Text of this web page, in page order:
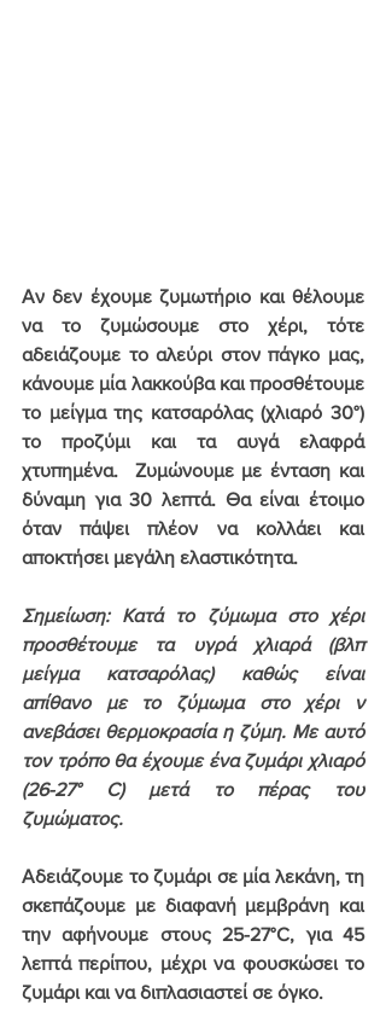
Αν δεν έχουμε ζυμωτήριο και θέλουμε
να το ζυμώσουμε στο χέρι, τότε
αδειάζουμε το αλεύρι στον πάγκο μας,
κάνουμε μία λακκούβα και προσθέτουμε
το μείγμα της κατσαρόλας (χλιαρό 30°)
το προζύμι και τα αυγά ελαφρά
χτυπημένα.  Ζυμώνουμε με ένταση και
δύναμη για 30 λεπτά. Θα είναι έτοιμο
όταν πάψει πλέον να κολλάει και
αποκτήσει μεγάλη ελαστικότητα.
Σημείωση: Κατά το ζύμωμα στο χέρι
προσθέτουμε τα υγρά χλιαρά (βλπ
μείγμα κατσαρόλας) καθώς είναι
απίθανο με το ζύμωμα στο χέρι ν
ανεβάσει θερμοκρασία η ζύμη. Με αυτό
τον τρόπο θα έχουμε ένα ζυμάρι χλιαρό
(26-27° C) μετά το πέρας του
ζυμώματος.
Αδειάζουμε το ζυμάρι σε μία λεκάνη, τη
σκεπάζουμε με διαφανή μεμβράνη και
την αφήνουμε στους 25-27°C, για 45
λεπτά περίπου, μέχρι να φουσκώσει το
ζυμάρι και να διπλασιαστεί σε όγκο.